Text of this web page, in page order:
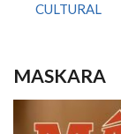
CULTURAL
MASKARA